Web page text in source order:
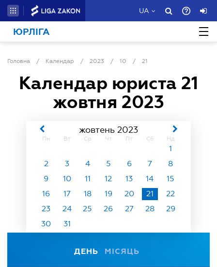
UA
ЮРЛІГА
Головна / Календар / 2023 / 10 / 21
Календар юриста 21
жовтня 2023
жовтень 2023
Пн Вт Ср Чт Пт Сб Нд
1
2
3 4 5 6 7
8
9
10 11 12 13 14
15
16
17 18 19 20 21
22
23
24 25 26 27 28
29
30
31
ДЕНЬ МІСЯЦЬ